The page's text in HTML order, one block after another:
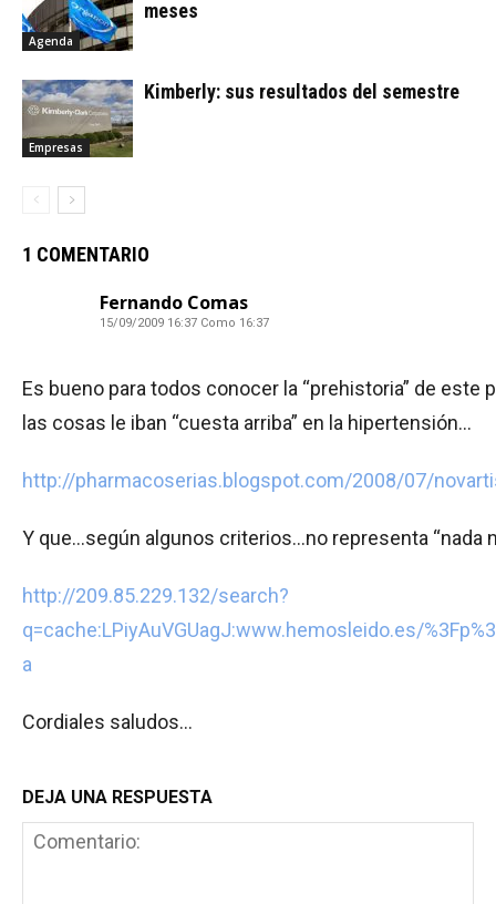
Agenda
meses
Empresas
Kimberly: sus resultados del semestre
1 COMENTARIO
Fernando Comas
15/09/2009 16:37 Como 16:37
Es bueno para todos conocer la “prehistoria” de
las cosas le iban “cuesta arriba” en la hipertensión…
http://pharmacoserias.blogspot.com/2008/07/
Y que…según algunos criterios…no representa “nada
http://209.85.229.132/search?
q=cache:LPiyAuVGUagJ:www.hemosleido.es/
a
Cordiales saludos…
DEJA UNA RESPUESTA